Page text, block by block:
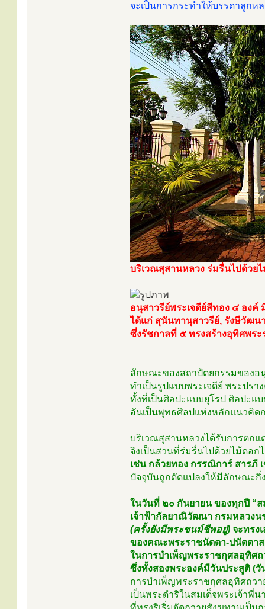
จะเป็นการกระทำให้บรรดาลูกห
บริเวณสุสานหลวง ร่มรื่นไปด้วย
อนุสาวรีย์พระเจดีย์สีทอง ๔ องค์
ได้แก่ สุนันทานุสาวรีย์, รังษีวัฒน
ซึ่งรัชกาลที่ ๕ ทรงสร้างอุทิศพร
ลักษณะของสถาปัตยกรรมของอ
ทำเป็นรูปแบบพระเจดีย์ พระปรา
ทั้งที่เป็นศิลปะแบบยุโรป ศิลปะแ
อันเป็นพุทธศิลปแห่งหลักแนวคิด
บริเวณสุสานหลวงได้รับการตก
จึงเป็นสวนที่ร่มรื่นไปด้วยไม้ดอ
เช่น กล้วยทอง กรรณิการ์ สารภี
ปัจจุบันถูกดัดแปลงให้มีลักษณะ
ในวันที่ ๒๐ กันยายน ของทุกปี “ส
เจ้าฟ้ากัลยาณิวัฒนา กรมหลวงน
(ครั้งยังมีพระชนม์ชีพอยู่) จะทรง
ของคณะพระราชนัดดา-ปนัดดา
ในการบำเพ็ญพระราชกุศลอุทิศ
ซึ่งทั้งสองพระองค์มีวันประสูติ (
การบำเพ็ญพระราชกุศลอุทิศถว
เป็นพระดำริในสมเด็จพระเจ้าพี่